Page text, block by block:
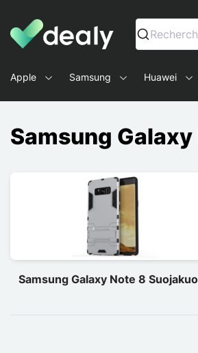
Dealy - Kotelot ja tarvikkeet
Rechercher
Apple Samsung Huawei
Samsung
Samsung Galaxy Note 8